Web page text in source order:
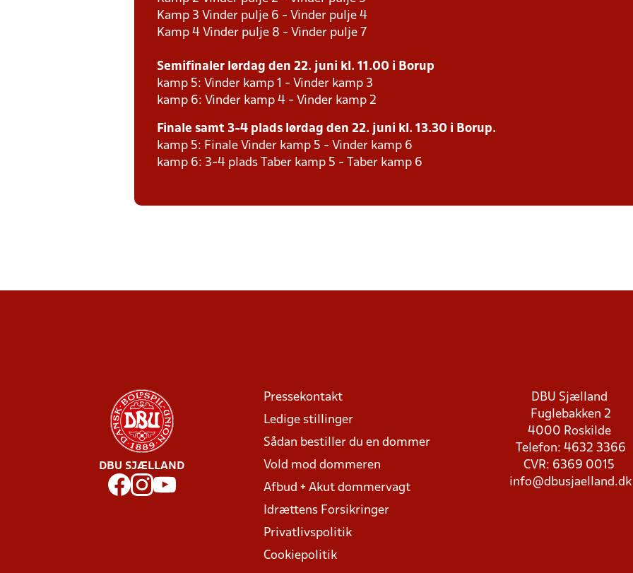
Kamp 3 Vinder pulje 6 - Vinder pulje 4
Kamp 4 Vinder pulje 8 - Vinder pulje 7
Semifinaler lørdag den 22. juni kl. 11.00 i Borup
kamp 5: Vinder kamp 1 - Vinder kamp 3
kamp 6: Vinder kamp 4 - Vinder kamp 2
Finale samt 3-4 plads lørdag den 22. juni kl. 13.30 i Borup.
kamp 5: Finale Vinder kamp 5 - Vinder kamp 6
kamp 6: 3-4 plads Taber kamp 5 - Taber kamp 6
DBU SJÆLLAND
Pressekontakt
Ledige stillinger
Sådan bestiller du en dommer
Vold mod dommeren
Afbud + Akut dommervagt
Idrættens Forsikringer
Privatlivspolitik
Cookiepolitik
DBU Sjælland
Fuglebakken 2
4000 Roskilde
Telefon: 4632 3366
CVR: 6369 0015
info@dbusjaelland.dk